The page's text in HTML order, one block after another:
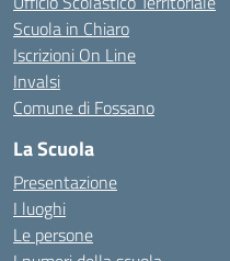
Scuola in Chiaro
Iscrizioni On Line
Invalsi
Comune di Fossano
La Scuola
Presentazione
I luoghi
Le persone